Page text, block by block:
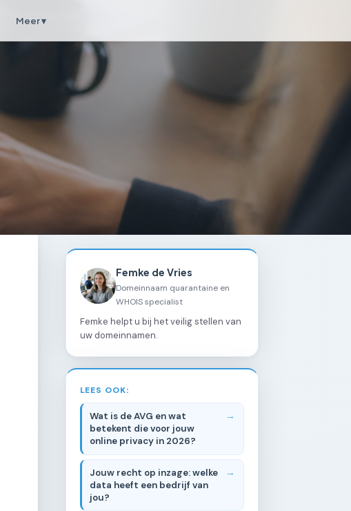
Meer ▾
Femke de Vries
Domeinnaam quarantaine en
WHOIS specialist
Femke helpt u bij het veilig stellen van
uw domeinnamen.
LEES OOK:
Wat is de AVG en wat
betekent die voor jouw
online privacy in 2026?
Jouw recht op inzage: welke
data heeft een bedrijf van
jou?